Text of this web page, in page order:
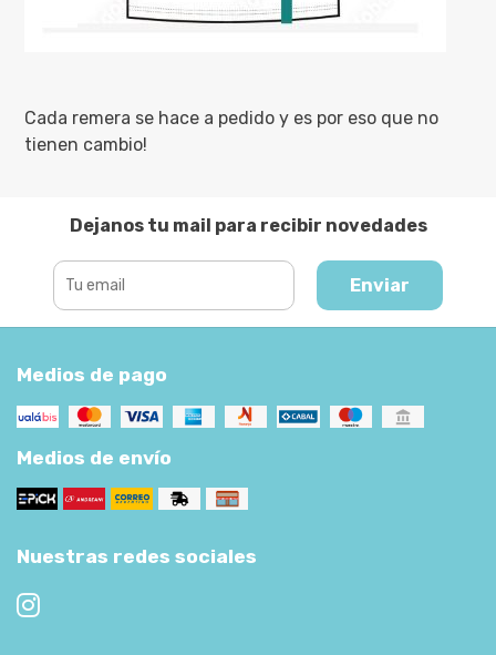
Cada remera se hace a pedido y es por eso que no
tienen cambio!
Dejanos tu mail para recibir novedades
Enviar
Medios de pago
Medios de envío
Nuestras redes sociales